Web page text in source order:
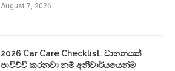
August 7, 2026
2026 Car Care Checklist: වාහනයක්
පාවිච්චි කරනවා නම් අනිවාර්යයෙන්ම